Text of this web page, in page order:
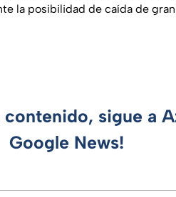
la posibilidad de caída de
contenido, sigue a
Google News!